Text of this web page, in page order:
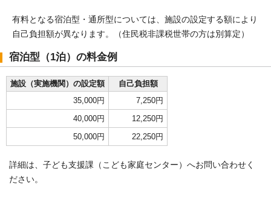
有料となる宿泊型・通所型については、施設の設定する額により
自己負担額が異なります。（住民税非課税世帯の方は別算定）
宿泊型（1泊）の料金例
施設（実施機関）の設定額
自己負担額
35,000円
7,250円
40,000円
12,250円
50,000円
22,250円
詳細は、子ども支援課（こども家庭センター）へお問い合わせく
ださい。